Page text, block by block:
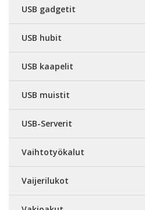
USB gadgetit
USB hubit
USB kaapelit
USB muistit
USB-Serverit
Vaihtotyökalut
Vaijerilukot